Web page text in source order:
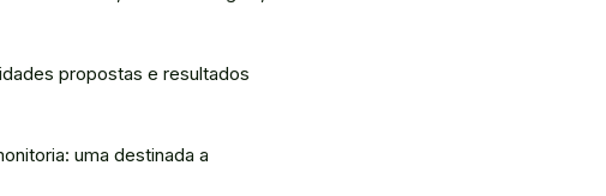
propostas e resultados
uma destinada a